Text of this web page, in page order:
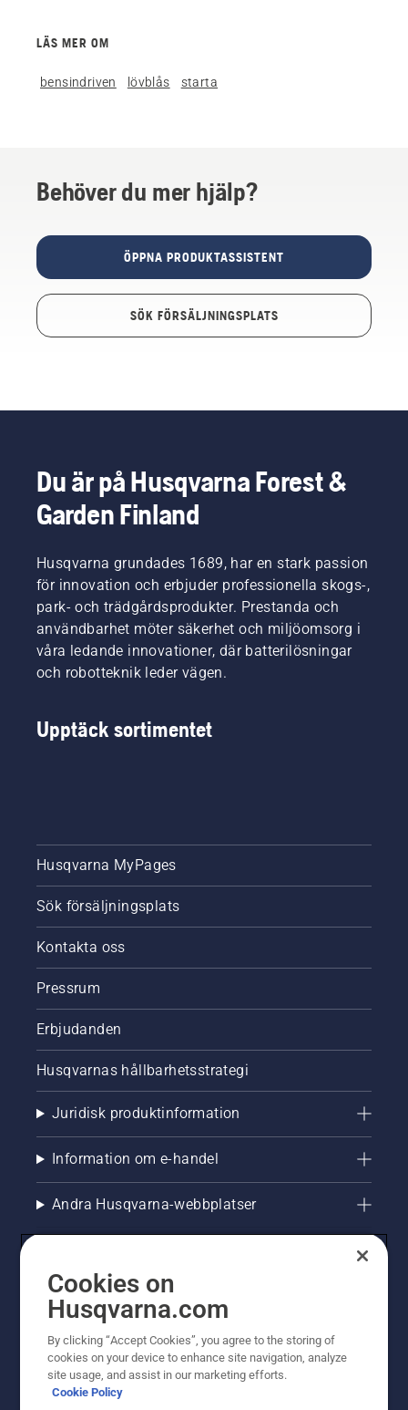
LÄS MER OM
bensindriven lövblås starta
Behöver du mer hjälp?
ÖPPNA PRODUKTASSISTENT
SÖK FÖRSÄLJNINGSPLATS
Du är på Husqvarna Forest &
Garden Finland
Husqvarna grundades 1689, har en stark passion
för innovation och erbjuder professionella skogs-,
park- och trädgårdsprodukter. Prestanda och
användbarhet möter säkerhet och miljöomsorg i
våra ledande innovationer, där batterilösningar
och robotteknik leder vägen.
Upptäck sortimentet
Husqvarna MyPages
Sök försäljningsplats
Kontakta oss
Pressrum
Erbjudanden
Husqvarnas hållbarhetsstrategi
Juridisk produktinformation
Information om e-handel
Andra Husqvarna-webbplatser
© Husqvarna AB (publ). All rights reserved. Priserna
Cookies on
Husqvarna.com
By clicking “Accept Cookies”, you agree to the storing of
cookies on your device to enhance site navigation, analyze
site usage, and assist in our marketing efforts.
Cookie Policy